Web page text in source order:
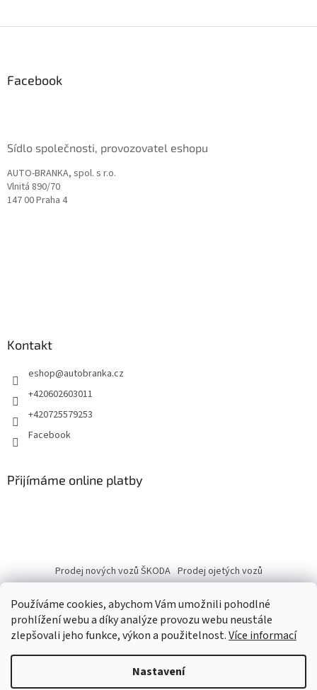
Používáme cookies, abychom Vám umožnili pohodlné
prohlížení webu a díky analýze provozu webu neustále
zlepšovali jeho funkce, výkon a použitelnost.Více informací
Nastavení
Facebook
Sídlo společnosti, provozovatel eshopu
AUTO-BRANKA, spol. s r.o.
Vlnitá 890/70
147 00 Praha 4
Kontakt
eshop@autobranka.cz
+420602603011
+420725579253
Facebook
Přijímáme online platby
Prodej nových vozů ŠKODA Prodej ojetých vozů